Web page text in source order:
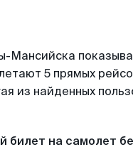
Мансийска
5 прямых
из найденных
билет на самолет